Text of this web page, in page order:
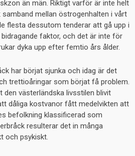
än män. Riktigt varför är inte helt
mellan östrogenhalten i vårt
flesta dessutom tenderar att gå upp i
faktor, och det är inte för
dyka upp efter femtio års ålder.
har börjat sjunka och idag är det
trettioåringar som börjat få problem.
den västerländska livsstilen blivit
dåliga kostvanor fått medelvikten att
befolkning klassificerad som
resulterar det in många
och psykiskt.